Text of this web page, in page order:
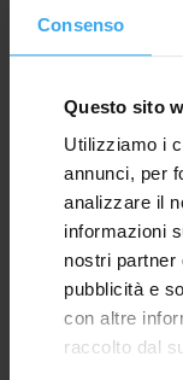
Consenso
Questo sito
Utilizziamo i
annunci, per
analizzare il
informazioni
nostri partner
pubblicità e
con altre
raccolto dal
Sei un
designer e vuoi
Sei un
veloce!